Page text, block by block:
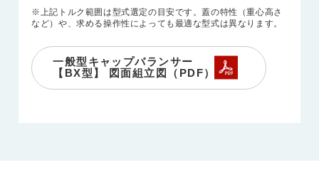
※上記トルク範囲は型式選定の目安です。蓋の特性（重心高さ
など）や、求める操作性によっても最適な型式は異なります。
一般型キャップバランサー
【BX型】 図面組立図（PDF）